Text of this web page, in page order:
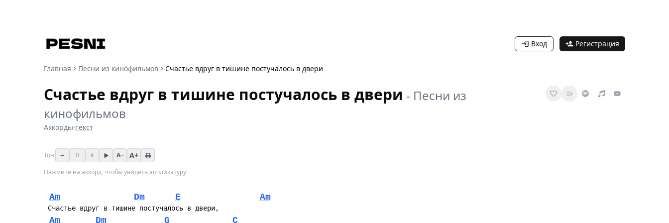
Вход Регистрация
Главная Песни из кинофильмов Счастье вдруг в тишине постучалось в двери
Счастье вдруг в тишине постучалось в двери - Песни из
кинофильмов
Аккорды·текст
Тон − 0 + A− A+
Нажмите на аккорд, чтобы увидеть аппликатуру
Am Dm E Am
Счастье вдруг в тишине постучалось в двери,
Am Dm G C